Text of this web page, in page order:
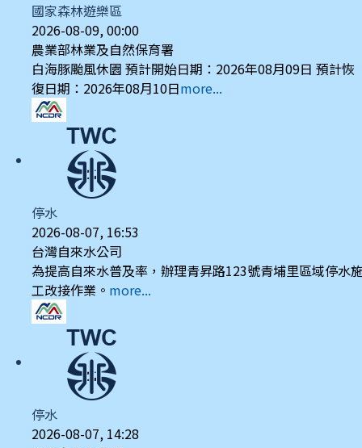
國家森林遊樂區
2026-08-09, 00:00
農業部林業及自然保育署
白海豚颱風休園 預計開始日期：2026年08月09日 預計恢
復日期：2026年08月10日more...
停水
2026-08-07, 16:53
台灣自來水公司
為提高自來水普及率，辦理青昇路123號青埔里區域停水
工改接作業。 more...
停水
2026-08-07, 14:28